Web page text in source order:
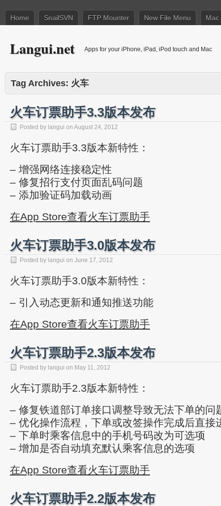
Home SnailSVN FTP Mounter New File Menu Mac
Langui.net Apps for your iPhone, iPad, iPod touch and Mac
Tag Archives: 火车
火车订票助手3.3版本发布
Posted by langui on August 24, 2012
火车订票助手3.3版本新特性：
– 增强网络连接稳定性
– 修复招行支付页面乱码问题
– 添加验证码加载动画
在App Store查看火车订票助手
火车订票助手3.0版本发布
Posted by langui on June 17, 2012
火车订票助手3.0版本新特性：
– 引入动态更新和通知推送功能
在App Store查看火车订票助手
火车订票助手2.3版本发布
Posted by langui on May 11, 2012
火车订票助手2.3版本新特性：
– 修复铁道部订单接口调整导致无法下单的问
– 优化操作流程，下单或改签操作完成后直接
– 下单时乘客信息中的手机号码改为可选项
– 增加是否自动填充默认乘客信息的选项
在App Store查看火车订票助手
火车订票助手2.2版本发布